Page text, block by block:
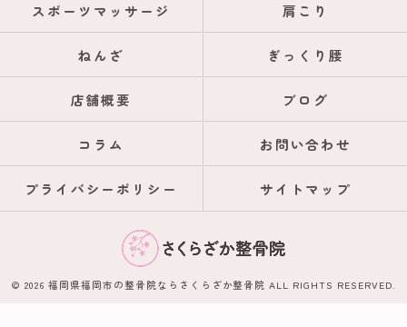
スポーツマッサージ 肩こり
ねんざ ぎっくり腰
店舗概要 ブログ
コラム お問い合わせ
プライバシーポリシー サイトマップ
© 2026 福岡県福岡市の整骨院ならさくらざか整骨院 ALL RIGHTS RESERVED.